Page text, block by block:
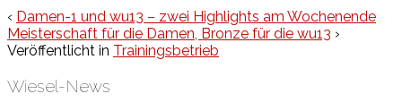
‹ Damen-1 und wu13 – zwei Highlights am Wochenende
Meisterschaft für die Damen, Bronze für die wu13 ›
Veröffentlicht in Trainingsbetrieb
Wiesel-News